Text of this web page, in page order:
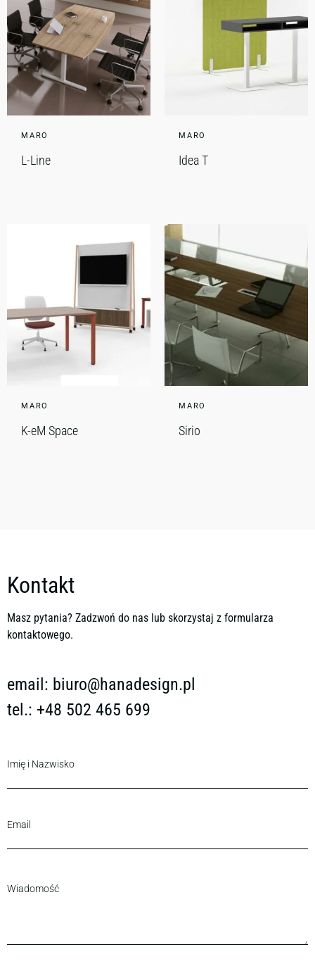
MARO
L-Line
MARO
Idea T
MARO
K-eM Space
MARO
Sirio
Kontakt
Masz pytania? Zadzwoń do nas lub skorzystaj z formularza
kontaktowego.
email: biuro@hanadesign.pl
tel.: +48 502 465 699